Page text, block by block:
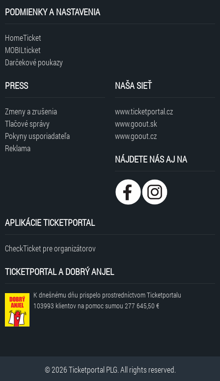
PODMIENKY A NASTAVENIA
HomeTicket
MOBILticket
Darčekové poukazy
PRESS
Zmeny a zrušenia
Tlačové správy
Pokyny usporiadateľa
Reklama
NAŠA SIEŤ
www.ticketportal.cz
www.goout.sk
www.goout.cz
NÁJDETE NÁS AJ NA
APLIKÁCIE TICKETPORTAL
CheckTicket pre organizátorov
TICKETPORTAL A DOBRÝ ANJEL
K dnešnému dňu prispelo prostredníctvom Ticketportalu
103993 klientov na pomoc sumou 277 645,50 €
© 2026 Ticketportal PLG. All rights reserved.